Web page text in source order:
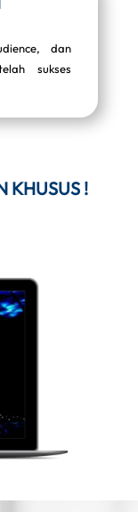
dan
sukses
KHUSUS !